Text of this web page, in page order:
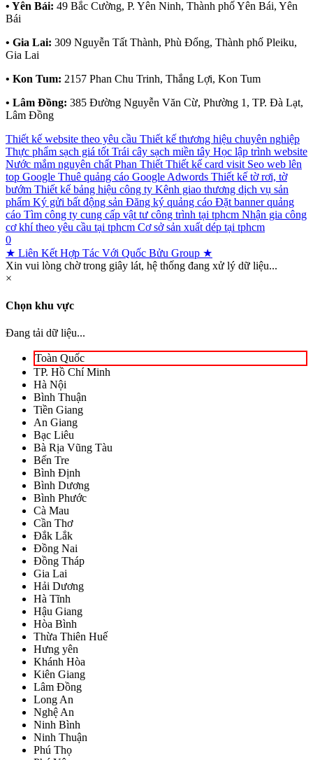
• Yên Bái: 49 Bắc Cường, P. Yên Ninh, Thành phố Yên Bái, Yên
Bái
• Gia Lai: 309 Nguyễn Tất Thành, Phù Đổng, Thành phố Pleiku,
Gia Lai
• Kon Tum: 2157 Phan Chu Trinh, Thắng Lợi, Kon Tum
• Lâm Đồng: 385 Đường Nguyễn Văn Cừ, Phường 1, TP. Đà Lạt,
Lâm Đồng
Thiết kế website theo yêu cầu Thiết kế thương hiệu chuyên nghiệp
Thực phẩm sạch giá tốt Trái cây sạch miền tây Học lập trình website
Nước mắm nguyên chất Phan Thiết Thiết kế card visit Seo web lên
top Google Thuê quảng cáo Google Adwords Thiết kế tờ rơi, tờ
bướm Thiết kế bảng hiệu công ty Kênh giao thương dịch vụ sản
phẩm Ký gửi bất động sản Đăng ký quảng cáo Đặt banner quảng
cáo Tìm công ty cung cấp vật tư công trình tại tphcm Nhận gia công
cơ khí theo yêu cầu tại tphcm Cơ sở sản xuất dép tại tphcm
0
★ Liên Kết Hợp Tác Với Quốc Bửu Group ★
Xin vui lòng chờ trong giây lát, hệ thống đang xử lý dữ liệu...
×
Chọn khu vực
Đang tải dữ liệu...
Toàn Quốc
TP. Hồ Chí Minh
Hà Nội
Bình Thuận
Tiền Giang
An Giang
Bạc Liêu
Bà Rịa Vũng Tàu
Bến Tre
Bình Định
Bình Dương
Bình Phước
Cà Mau
Cần Thơ
Đắk Lắk
Đồng Nai
Đồng Tháp
Gia Lai
Hải Dương
Hà Tĩnh
Hậu Giang
Hòa Bình
Thừa Thiên Huế
Hưng yên
Khánh Hòa
Kiên Giang
Lâm Đồng
Long An
Nghệ An
Ninh Bình
Ninh Thuận
Phú Thọ